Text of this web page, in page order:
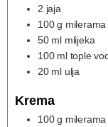
2 jaja
100 g milerama
50 ml mlijeka
100 ml tople
20 ml ulja
Krema
100 g milerama